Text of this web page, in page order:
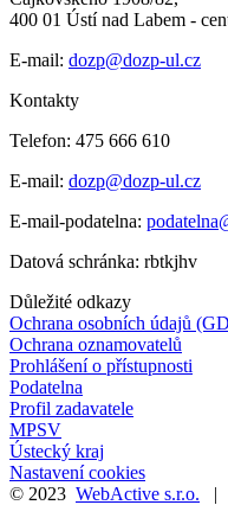
400 01 Ústí nad Labem -
E-mail: dozp@dozp-ul.cz
Kontakty
Telefon: 475 666 610
E-mail: dozp@dozp-ul.cz
E-mail-podatelna:
Datová schránka: rbtkjhv
Důležité odkazy
Ochrana osobních údajů
Ochrana oznamovatelů
Prohlášení o přístupnosti
Podatelna
Profil zadavatele
MPSV
Ústecký kraj
Nastavení cookies
© 2023 WebActive s.r.o. |